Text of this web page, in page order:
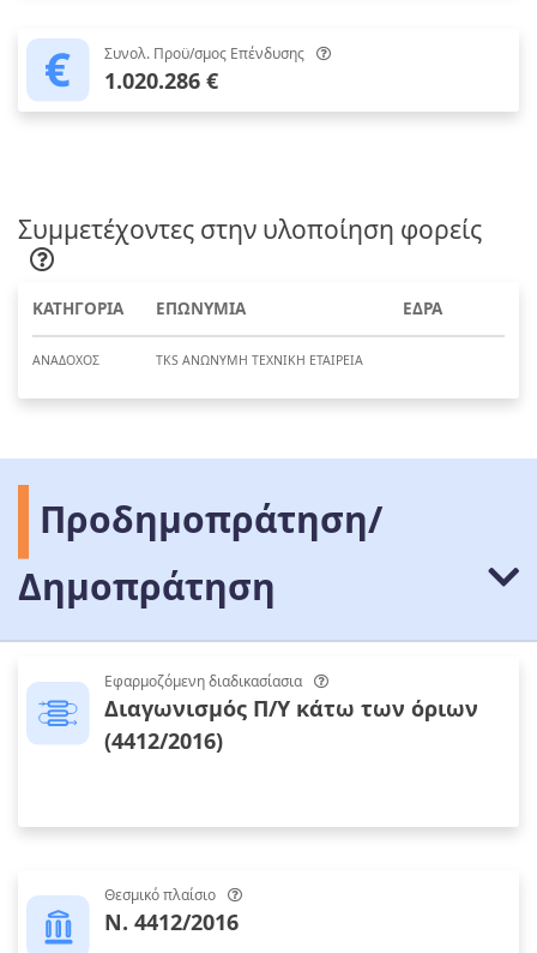
Συνολ. Προϋ/σμος Επένδυσης
1.020.286 €
Συμμετέχοντες στην υλοποίηση φορείς
ΚΑΤΗΓΟΡΙΑ ΕΠΩΝΥΜΙΑ ΕΔΡΑ
ΑΝΑΔΟΧΟΣ TKS ΑΝΩΝΥΜΗ ΤΕΧΝΙΚΗ ΕΤΑΙΡΕΙΑ
Προδημοπράτηση/
Δημοπράτηση
Εφαρμοζόμενη διαδικασίασια
Διαγωνισμός Π/Υ κάτω των όριων
(4412/2016)
Θεσμικό πλαίσιο
Ν. 4412/2016